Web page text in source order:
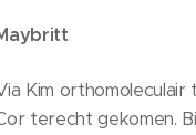
Kim
terecht gekomen.